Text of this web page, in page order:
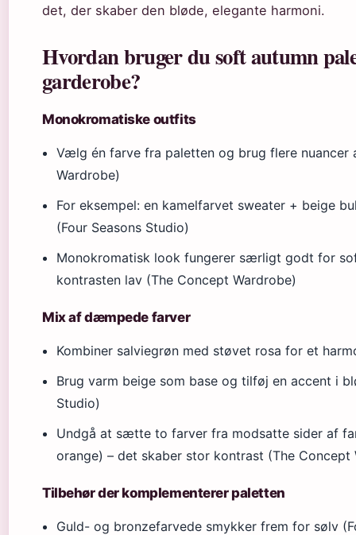
det, der skaber den bløde, elegante harmoni.
Hvordan bruger du soft autumn
garderobe?
Monokromatiske outfits
Vælg én farve fra paletten og brug flere nuancer
Wardrobe)
For eksempel: en kamelfarvet sweater + beige
(Four Seasons Studio)
Monokromatisk look fungerer særligt godt for
kontrasten lav (The Concept Wardrobe)
Mix af dæmpede farver
Kombiner salviegrøn med støvet rosa for et
Brug varm beige som base og tilføj en accent i
Studio)
Undgå at sætte to farver fra modsatte sider af
orange) – det skaber stor kontrast (The Concept
Tilbehør der komplementerer paletten
Guld- og bronzefarvede smykker frem for sølv